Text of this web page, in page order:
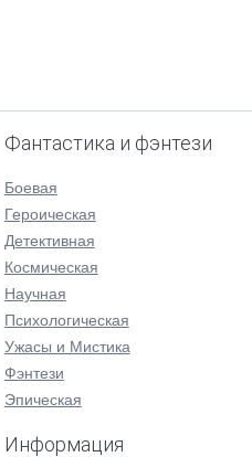
Фантастика и фэнтези
Боевая
Героическая
Детективная
Космическая
Научная
Психологическая
Ужасы и Мистика
Фэнтези
Эпическая
Информация